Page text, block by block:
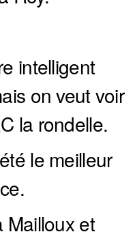
intelligent
on veut voir
la rondelle.
le meilleur
Mailloux et